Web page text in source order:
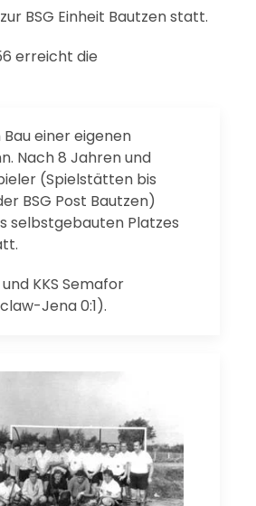
BSG Einheit Bautzen statt.
erreicht die
einer eigenen
Nach 8 Jahren und
(Spielstätten bis
BSG Post Bautzen)
selbstgebauten Platzes
KKS Semafor
Jena 0:1).